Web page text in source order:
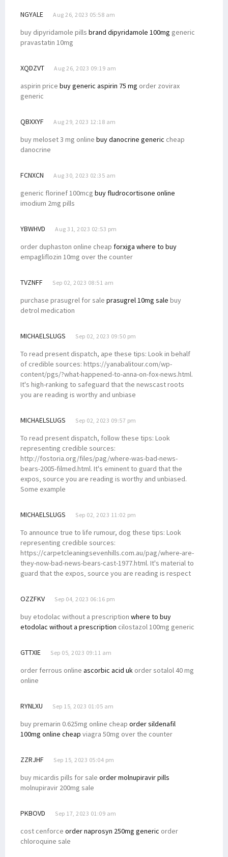
NGYALE Aug 26, 2023 05:58 am
buy dipyridamole pills brand dipyridamole 100mg generic
pravastatin 10mg
XQDZVT Aug 26, 2023 09:19 am
aspirin price buy generic aspirin 75 mg order zovirax
generic
QBXXYF Aug 29, 2023 12:18 am
buy meloset 3 mg online buy danocrine generic cheap
danocrine
FCNXCN Aug 30, 2023 02:35 am
generic florinef 100mcg buy fludrocortisone online
imodium 2mg pills
YBWHVD Aug 31, 2023 02:53 pm
order duphaston online cheap forxiga where to buy
empagliflozin 10mg over the counter
TVZNFF Sep 02, 2023 08:51 am
purchase prasugrel for sale prasugrel 10mg sale buy
detrol medication
MICHAELSLUGS Sep 02, 2023 09:50 pm
To read present dispatch, ape these tips: Look in behalf
of credible sources: https://yanabalitour.com/wp-
content/pgs/?what-happened-to-anna-on-fox-news.html.
It's high-ranking to safeguard that the newscast roots
you are reading is worthy and unbiase
MICHAELSLUGS Sep 02, 2023 09:57 pm
To read present dispatch, follow these tips: Look
representing credible sources:
http://fostoria.org/files/pag/where-was-bad-news-
bears-2005-filmed.html. It's eminent to guard that the
expos‚ source you are reading is worthy and unbiased.
Some example
MICHAELSLUGS Sep 02, 2023 11:02 pm
To announce true to life rumour, dog these tips: Look
representing credible sources:
https://carpetcleaningsevenhills.com.au/pag/where-are-
they-now-bad-news-bears-cast-1977.html. It's material to
guard that the expos‚ source you are reading is respect
OZZFKV Sep 04, 2023 06:16 pm
buy etodolac without a prescription where to buy
etodolac without a prescription cilostazol 100mg generic
GTTXIE Sep 05, 2023 09:11 am
order ferrous online ascorbic acid uk order sotalol 40 mg
online
RYNLXU Sep 15, 2023 01:05 am
buy premarin 0.625mg online cheap order sildenafil
100mg online cheap viagra 50mg over the counter
ZZRJHF Sep 15, 2023 05:04 pm
buy micardis pills for sale order molnupiravir pills
molnupiravir 200mg sale
PKBOVD Sep 17, 2023 01:09 am
cost cenforce order naprosyn 250mg generic order
chloroquine sale